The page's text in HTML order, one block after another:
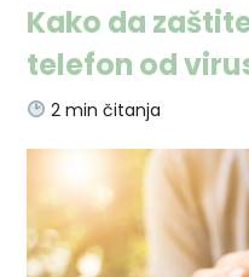
Kako da
telefon od
2 min čitanja